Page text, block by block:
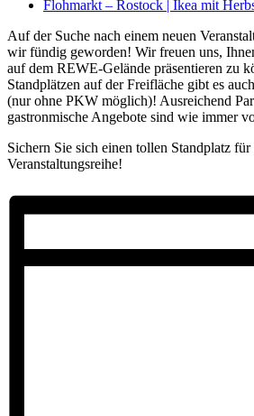
Flohmarkt – Rostock | Ikea mit
Auf der Suche nach einem neuen
wir fündig geworden! Wir freuen uns,
auf dem REWE-Gelände präsentieren zu
Standplätzen auf der Freifläche gibt es
(nur ohne PKW möglich)! Ausreichend
gastronmische Angebote sind wie immer
Sichern Sie sich einen tollen Standplatz
Veranstaltungsreihe!